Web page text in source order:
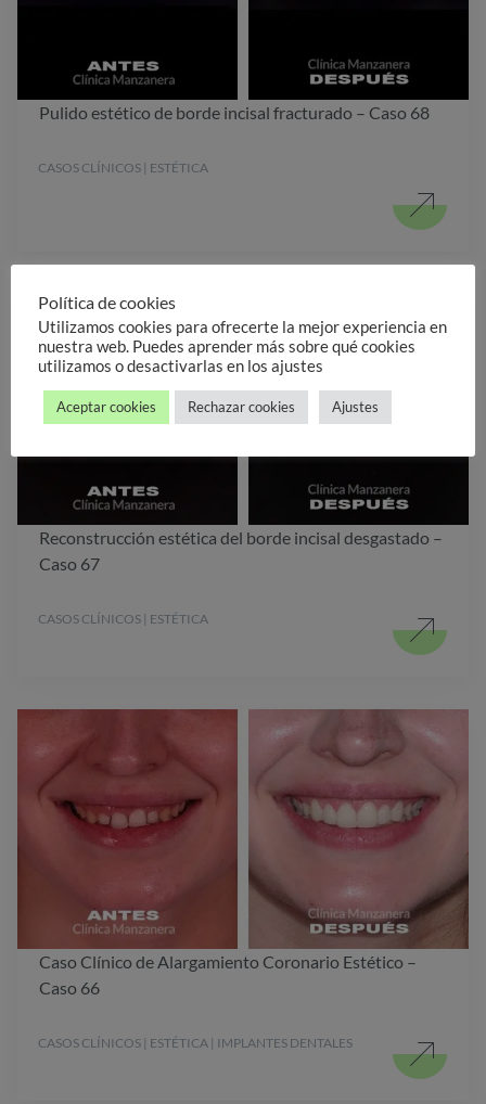
Pulido estético de borde incisal fracturado – Caso 68
CASOS CLÍNICOS | ESTÉTICA
Reconstrucción estética del borde incisal desgastado –
Caso 67
CASOS CLÍNICOS | ESTÉTICA
Caso Clínico de Alargamiento Coronario Estético –
Caso 66
CASOS CLÍNICOS | ESTÉTICA | IMPLANTES DENTALES
Política de cookies
Utilizamos cookies para ofrecerte la mejor experiencia en
nuestra web. Puedes aprender más sobre qué cookies
utilizamos o desactivarlas en los ajustes
Aceptar cookies Rechazar cookies Ajustes